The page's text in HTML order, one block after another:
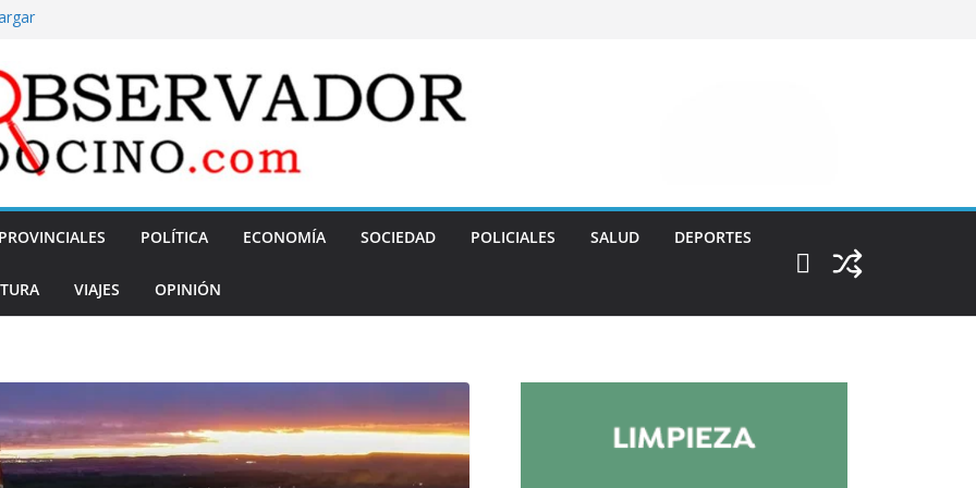
personas
mandaban a
paradigma
artificial no
a hablar de
PROVINCIALES POLÍTICA ECONOMÍA SOCIEDAD POLICIALES SALUD DEPORTES
VIAJES OPINIÓN